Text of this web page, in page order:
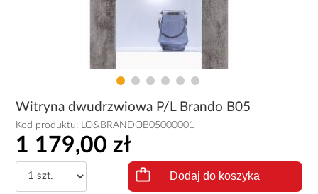
Witryna dwudrzwiowa P/L Brando B05
Kod produktu: LO&BRANDOB05000001
1 179,00 zł
Dodaj do koszyka